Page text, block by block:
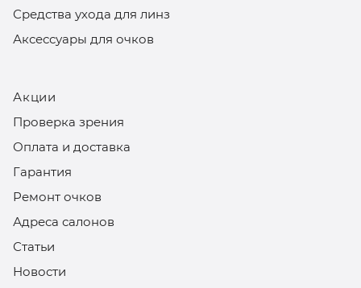
Средства ухода для линз
Аксессуары для очков
Акции
Проверка зрения
Оплата и доставка
Гарантия
Ремонт очков
Адреса салонов
Статьи
Новости